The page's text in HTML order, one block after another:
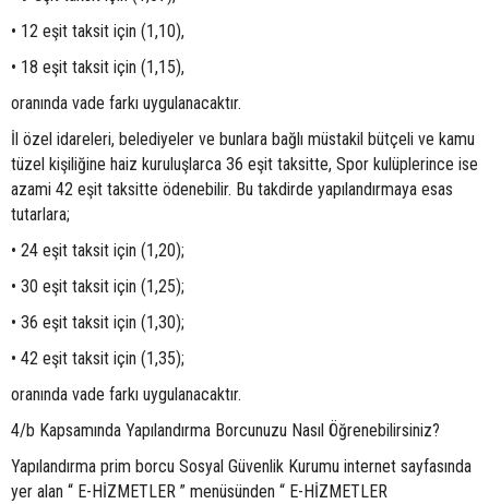
• 12 eşit taksit için (1,10),
• 18 eşit taksit için (1,15),
oranında vade farkı uygulanacaktır.
İl özel idareleri, belediyeler ve bunlara bağlı müstakil bütçeli ve kamu
tüzel kişiliğine haiz kuruluşlarca 36 eşit taksitte, Spor kulüplerince ise
azami 42 eşit taksitte ödenebilir. Bu takdirde yapılandırmaya esas
tutarlara;
• 24 eşit taksit için (1,20);
• 30 eşit taksit için (1,25);
• 36 eşit taksit için (1,30);
• 42 eşit taksit için (1,35);
oranında vade farkı uygulanacaktır.
4/b Kapsamında Yapılandırma Borcunuzu Nasıl Öğrenebilirsiniz?
Yapılandırma prim borcu Sosyal Güvenlik Kurumu internet sayfasında
yer alan “ E-HİZMETLER ” menüsünden “ E-HİZMETLER